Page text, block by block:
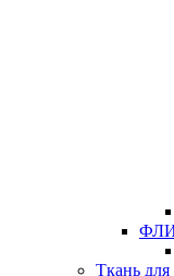
Ткань